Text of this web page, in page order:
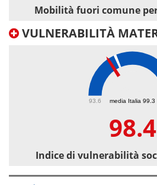
Mobilità fuori comune
VULNERABILITÀ
media Italia 99.3
93.6
98.4
Indice di vulnerabilità